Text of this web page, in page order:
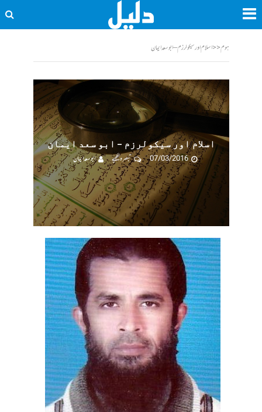
ہوم<<اسلام اور سیکولرزم – ابو سعد ایمان
اسلام اور سیکولرزم – ابو سعد ایمان
07/03/2016
تبصرہ لکھیے ابو سعد ایمان